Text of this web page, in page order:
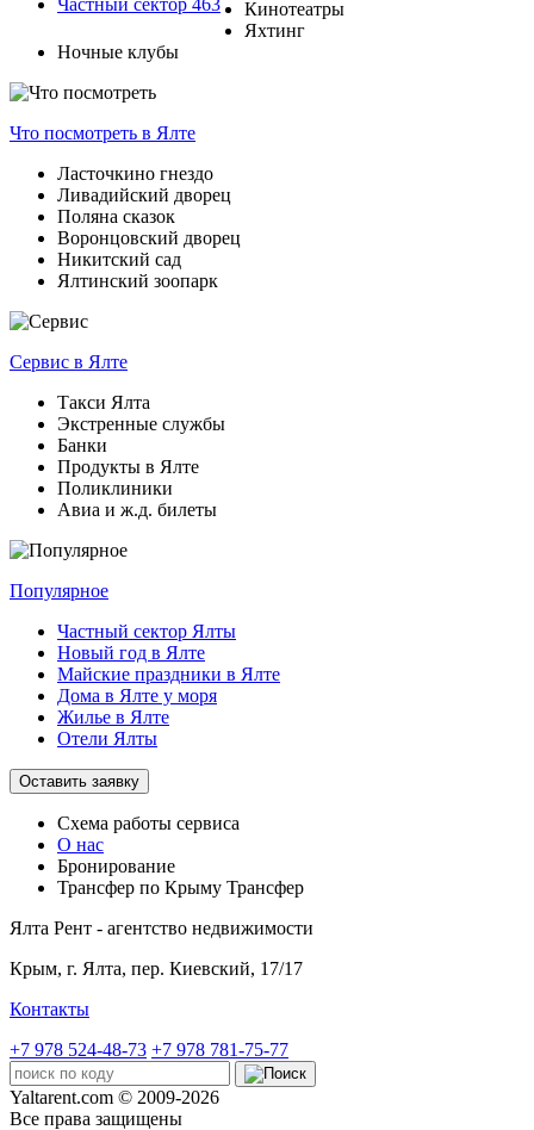
Частный сектор 463
Кинотеатры
Яхтинг
Ночные клубы
Что посмотреть в Ялте
Ласточкино гнездо
Ливадийский дворец
Поляна сказок
Воронцовский дворец
Никитский сад
Ялтинский зоопарк
Сервис в Ялте
Такси Ялта
Экстренные службы
Банки
Продукты в Ялте
Поликлиники
Авиа и ж.д. билеты
Популярное
Частный сектор Ялты
Новый год в Ялте
Майские праздники в Ялте
Дома в Ялте у моря
Жилье в Ялте
Отели Ялты
Оставить заявку
Схема работы сервиса
О нас
Бронирование
Трансфер по Крыму Трансфер
Ялта Рент - агентство недвижимости
Крым, г. Ялта, пер. Киевский, 17/17
Контакты
+7 978 524-48-73 +7 978 781-75-77
Yaltarent.com © 2009-2026
Все права защищены